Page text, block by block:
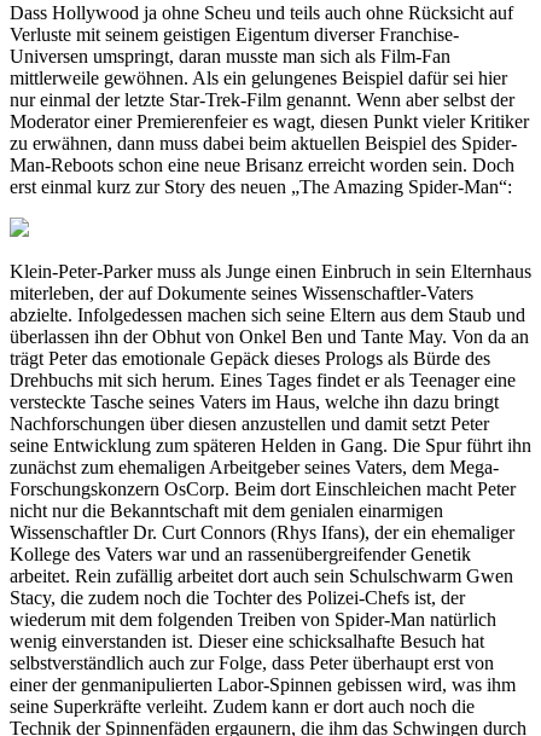
Dass Hollywood ja ohne Scheu und teils auch ohne Rücksicht auf
Verluste mit seinem geistigen Eigentum diverser Franchise-
Universen umspringt, daran musste man sich als Film-Fan
mittlerweile gewöhnen. Als ein gelungenes Beispiel dafür sei hier
nur einmal der letzte Star-Trek-Film genannt. Wenn aber selbst der
Moderator einer Premierenfeier es wagt, diesen Punkt vieler Kritiker
zu erwähnen, dann muss dabei beim aktuellen Beispiel des Spider-
Man-Reboots schon eine neue Brisanz erreicht worden sein. Doch
erst einmal kurz zur Story des neuen „The Amazing Spider-Man“:
Klein-Peter-Parker muss als Junge einen Einbruch in sein Elternhaus
miterleben, der auf Dokumente seines Wissenschaftler-Vaters
abzielte. Infolgedessen machen sich seine Eltern aus dem Staub und
überlassen ihn der Obhut von Onkel Ben und Tante May. Von da an
trägt Peter das emotionale Gepäck dieses Prologs als Bürde des
Drehbuchs mit sich herum. Eines Tages findet er als Teenager eine
versteckte Tasche seines Vaters im Haus, welche ihn dazu bringt
Nachforschungen über diesen anzustellen und damit setzt Peter
seine Entwicklung zum späteren Helden in Gang. Die Spur führt ihn
zunächst zum ehemaligen Arbeitgeber seines Vaters, dem Mega-
Forschungskonzern OsCorp. Beim dort Einschleichen macht Peter
nicht nur die Bekanntschaft mit dem genialen einarmigen
Wissenschaftler Dr. Curt Connors (Rhys Ifans), der ein ehemaliger
Kollege des Vaters war und an rassenübergreifender Genetik
arbeitet. Rein zufällig arbeitet dort auch sein Schulschwarm Gwen
Stacy, die zudem noch die Tochter des Polizei-Chefs ist, der
wiederum mit dem folgenden Treiben von Spider-Man natürlich
wenig einverstanden ist. Dieser eine schicksalhafte Besuch hat
selbstverständlich auch zur Folge, dass Peter überhaupt erst von
einer der genmanipulierten Labor-Spinnen gebissen wird, was ihm
seine Superkräfte verleiht. Zudem kann er dort auch noch die
Technik der Spinnenfäden ergaunern, die ihm das Schwingen durch